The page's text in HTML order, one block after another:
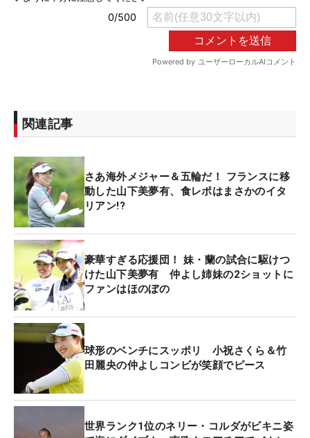
関連記事
さあ海外メジャー＆五輪だ！ フランスに移
動した山下美夢有、食レポはまさかのイタ
リアン!?
豪華すぎる応援団！ 妹・蘭の試合に駆けつ
けた山下美夢有 仲よし姉妹の2ショットに
ファンはほのぼの
球形のベンチにスッポリ 小祝さくら＆竹
田麗央の仲よしコンビが笑顔でピース
世界ランク1位のネリー・コルダがビキニ姿